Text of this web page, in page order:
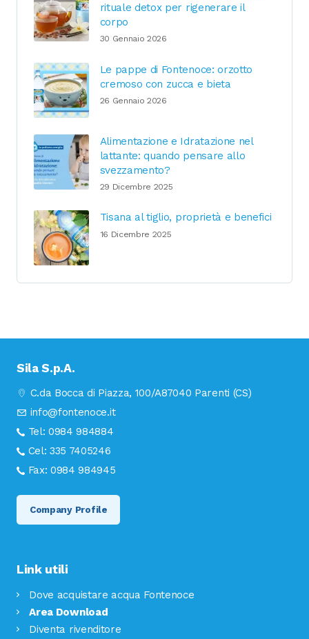
rituale detox per rigenerare il
corpo
30 Gennaio 2026
Le pappe di Fontenoce: orzotto
cremoso con zucca e bieta
26 Gennaio 2026
Alimentazione e Idratazione nel
lattante: quando pensare allo
svezzamento?
29 Dicembre 2025
Tisana al tiglio, proprietà e benefici
16 Dicembre 2025
Sila S.p.A.
C.da Bocca di Piazza, 100/A87040 Parenti (CS)
info@fontenoce.it
Tel:0984 984884
Cel:335 7405246
Fax:0984 984945
Company Profile
Link utili
Dove acquistare acqua Fontenoce
Area Download
Diventa rivenditore